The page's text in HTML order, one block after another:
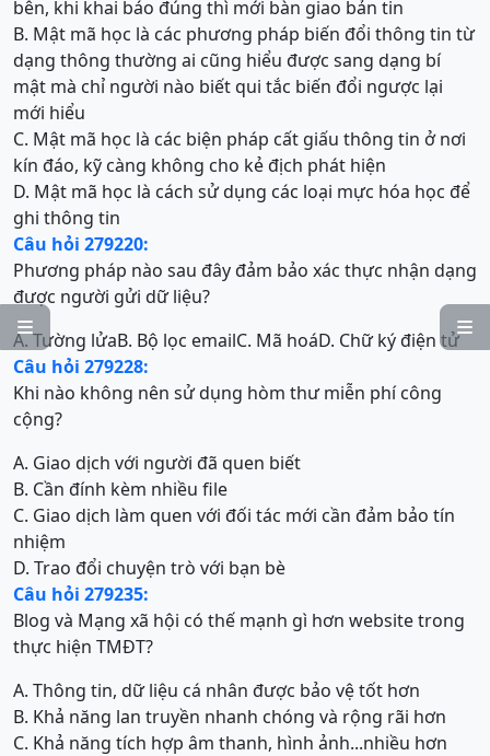


bên, khi khai báo đúng thì mới bàn giao bản tin
B. Mật mã học là các phương pháp biến đổi thông tin từ
dạng thông thường ai cũng hiểu được sang dạng bí
mật mà chỉ người nào biết qui tắc biến đổi ngược lại
mới hiểu
C. Mật mã học là các biện pháp cất giấu thông tin ở nơi
kín đáo, kỹ càng không cho kẻ địch phát hiện
D. Mật mã học là cách sử dụng các loại mực hóa học để
ghi thông tin
Câu hỏi 279220:
Phương pháp nào sau đây đảm bảo xác thực nhận dạng
được người gửi dữ liệu?
A. Tường lửaB. Bộ lọc emailC. Mã hoáD. Chữ ký điện tử
Câu hỏi 279228:
Khi nào không nên sử dụng hòm thư miễn phí công
cộng?
A. Giao dịch với người đã quen biết
B. Cần đính kèm nhiều file
C. Giao dịch làm quen với đối tác mới cần đảm bảo tín
nhiệm
D. Trao đổi chuyện trò với bạn bè
Câu hỏi 279235:
Blog và Mạng xã hội có thế mạnh gì hơn website trong
thực hiện TMĐT?
A. Thông tin, dữ liệu cá nhân được bảo vệ tốt hơn
B. Khả năng lan truyền nhanh chóng và rộng rãi hơn
C. Khả năng tích hợp âm thanh, hình ảnh...nhiều hơn